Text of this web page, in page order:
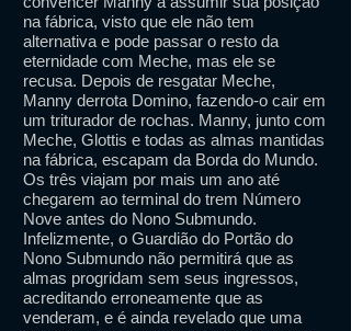
na fábrica, visto que ele não tem
alternativa e pode passar o resto da
eternidade com Meche, mas ele se
recusa. Depois de resgatar Meche,
Manny derrota Domino, fazendo-o cair em
um triturador de rochas. Manny, junto com
Meche, Glottis e todas as almas mantidas
na fábrica, escapam da Borda do Mundo.
Os três viajam por mais um ano até
chegarem ao terminal do trem Número
Nove antes do Nono Submundo.
Infelizmente, o Guardião do Portão do
Nono Submundo não permitirá que as
almas progridam sem seus ingressos,
acreditando erroneamente que as
venderam, e é ainda revelado que uma